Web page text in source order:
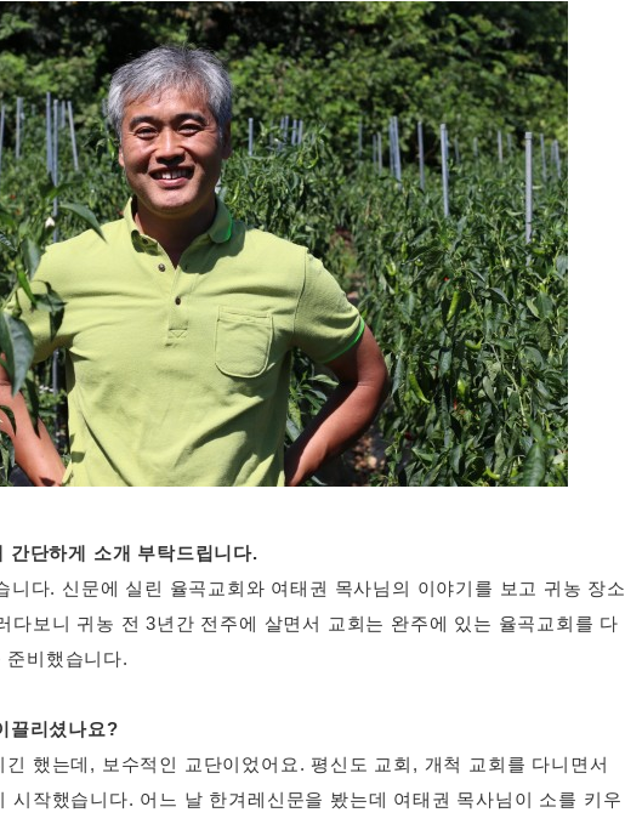
간단하게 소개 부탁드립니다.
니다. 신문에 실린 율곡교회와 여태권 목사님의 이야기를 보고 귀농 장소
다보니 귀농 전 3년간 전주에 살면서 교회는 완주에 있는 율곡교회를 다
준비했습니다.
끌리셨나요?
했는데, 보수적인 교단이었어요. 평신도 교회, 개척 교회를 다니면서
시작했습니다. 어느 날 한겨레신문을 봤는데 여태권 목사님이 소를 키우